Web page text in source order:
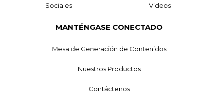
Sociales Videos
MANTÉNGASE CONECTADO
Mesa de Generación de Contenidos
Nuestros Productos
Contáctenos